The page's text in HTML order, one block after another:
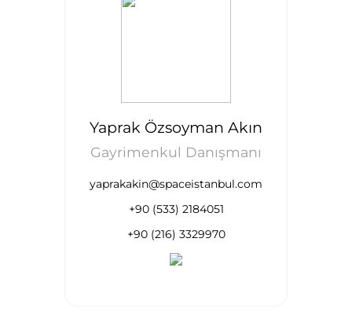
Yaprak Özsoyman Akın
Gayrimenkul Danışmanı
yaprakakin@spaceistanbul.com
+90 (533) 2184051
+90 (216) 3329970